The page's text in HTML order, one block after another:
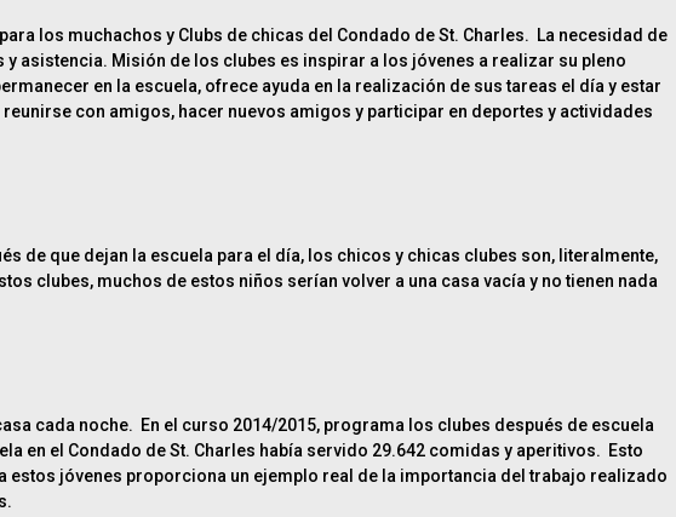
los muchachos y Clubs de chicas del Condado de St. Charles. La necesidad de
asistencia. Misión de los clubes es inspirar a los jóvenes a realizar su pleno
en la escuela, ofrece ayuda en la realización de sus tareas el día y estar
con amigos, hacer nuevos amigos y participar en deportes y actividades
de que dejan la escuela para el día, los chicos y chicas clubes son, literalmente,
clubes, muchos de estos niños serían volver a una casa vacía y no tienen nada
cada noche. En el curso 2014/2015, programa los clubes después de escuela
en el Condado de St. Charles había servido 29.642 comidas y aperitivos. Esto
estos jóvenes proporciona un ejemplo real de la importancia del trabajo realizado